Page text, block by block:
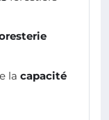
la capacité